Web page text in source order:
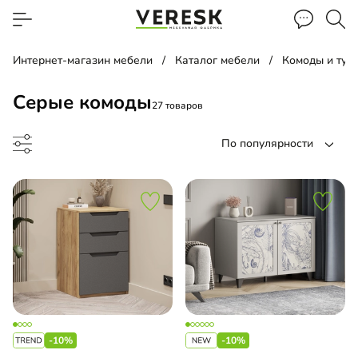
Интернет-магазин мебели Каталог мебели Комоды и
Серые комоды27 товаров
По популярности
до
-10% -10%